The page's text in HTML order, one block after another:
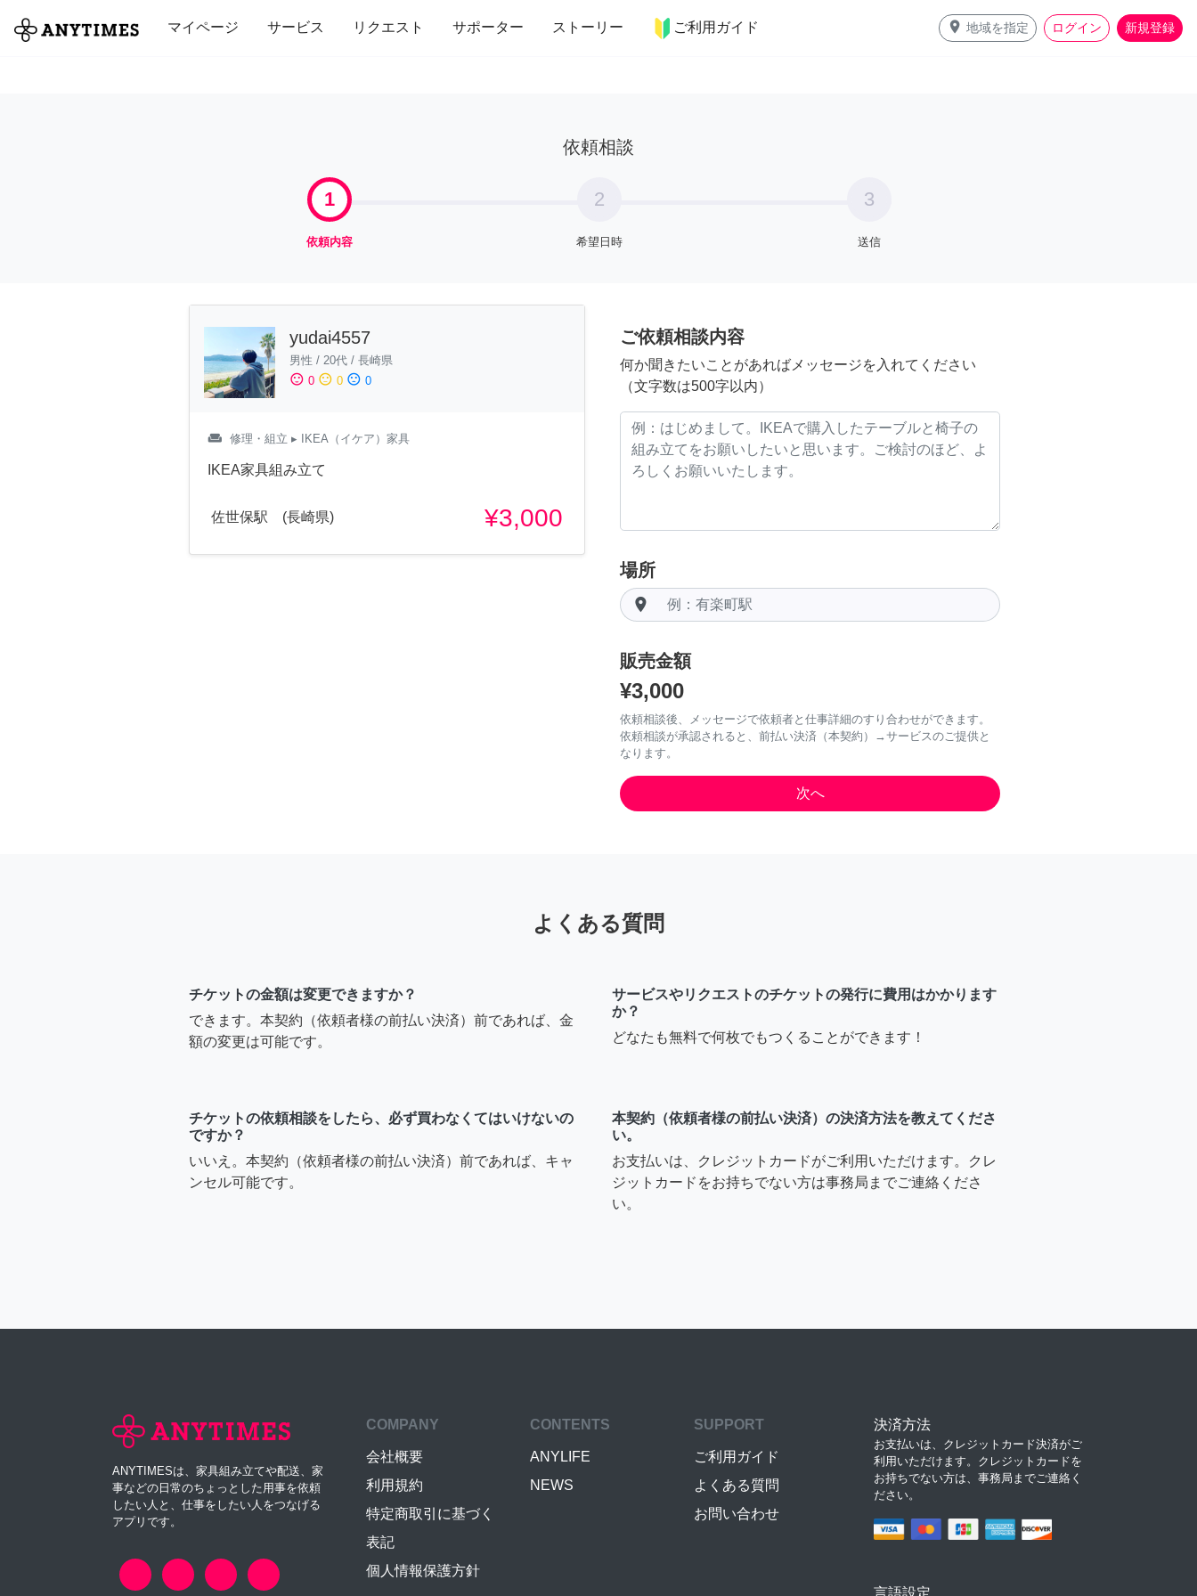
マイページ サービス リクエスト サポーター ストーリー ご利用ガイド place 地域を指定 ログイン 新規登録
全て 修理・組立 家事 引っ越し インテリア 趣味・習い事 ペット 料理
依頼相談
1
依頼内容
2
希望日時
3
送信
yudai4557
男性 / 20代 / 長崎県
sentiment_satisfied 0 sentiment_neutral 0 sentiment_dissatisfied 0
weekend 修理・組立 ▸ IKEA（イケア）家具
IKEA家具組み立て
佐世保駅 (長崎県) ¥3,000
ご依頼相談内容
何か聞きたいことがあればメッセージを入れてください
（文字数は500字以内）
場所
room
販売金額
¥3,000
依頼相談後、メッセージで依頼者と仕事詳細のすり合わせができます。
依頼相談が承認されると、前払い決済（本契約）→サービスのご提供と
なります。
よくある質問
チケットの金額は変更できますか？
できます。本契約（依頼者様の前払い決済）前であれば、金
額の変更は可能です。
サービスやリクエストのチケットの発行に費用はかかります
か？
どなたも無料で何枚でもつくることができます！
チケットの依頼相談をしたら、必ず買わなくてはいけないの
ですか？
いいえ。本契約（依頼者様の前払い決済）前であれば、キャ
ンセル可能です。
本契約（依頼者様の前払い決済）の決済方法を教えてくださ
い。
お支払いは、クレジットカードがご利用いただけます。クレ
ジットカードをお持ちでない方は事務局までご連絡くださ
い。
ANYTIMESは、家具組み立てや配送、家
事などの日常のちょっとした用事を依頼
したい人と、仕事をしたい人をつなげる
アプリです。
COMPANY
会社概要
利用規約
特定商取引に基づく
表記
個人情報保護方針
CONTENTS
ANYLIFE
NEWS
SUPPORT
ご利用ガイド
よくある質問
お問い合わせ
決済方法
お支払いは、クレジットカード決済がご
利用いただけます。クレジットカードを
お持ちでない方は、事務局までご連絡く
ださい。
言語設定